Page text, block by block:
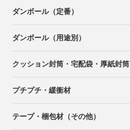
ダンボール（定番）
ダンボール（用途別）
クッション封筒 ・宅配袋 ・厚紙封筒
プチプチ・緩衝材
テープ・梱包材（その他）